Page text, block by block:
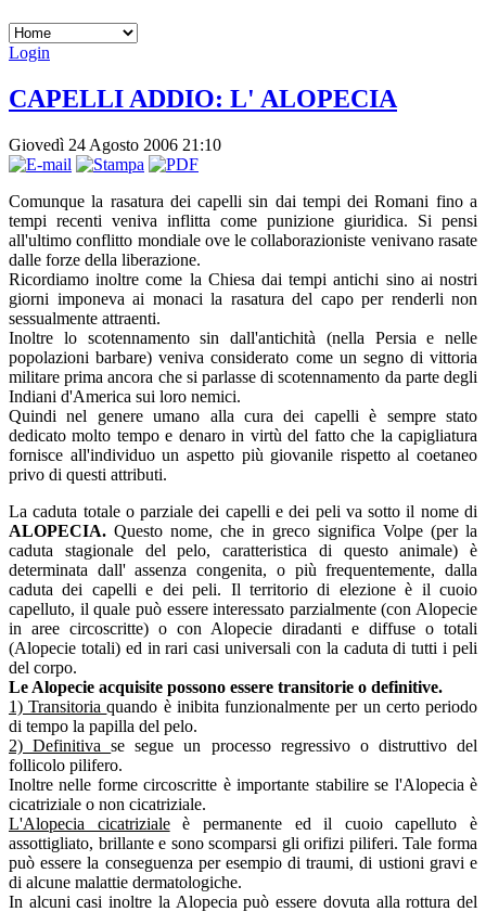
Login
CAPELLI ADDIO: L' ALOPECIA
Giovedì 24 Agosto 2006 21:10
Comunque la rasatura dei capelli sin dai tempi dei Romani fino a
tempi recenti veniva inflitta come punizione giuridica. Si pensi
all'ultimo conflitto mondiale ove le collaborazioniste venivano rasate
dalle forze della liberazione.
Ricordiamo inoltre come la Chiesa dai tempi antichi sino ai nostri
giorni imponeva ai monaci la rasatura del capo per renderli non
sessualmente attraenti.
Inoltre lo scotennamento sin dall'antichità (nella Persia e nelle
popolazioni barbare) veniva considerato come un segno di vittoria
militare prima ancora che si parlasse di scotennamento da parte degli
Indiani d'America sui loro nemici.
Quindi nel genere umano alla cura dei capelli è sempre stato
dedicato molto tempo e denaro in virtù del fatto che la capigliatura
fornisce all'individuo un aspetto più giovanile rispetto al coetaneo
privo di questi attributi.
La caduta totale o parziale dei capelli e dei peli va sotto il nome di
ALOPECIA. Questo nome, che in greco significa Volpe (per la
caduta stagionale del pelo, caratteristica di questo animale) è
determinata dall' assenza congenita, o più frequentemente, dalla
caduta dei capelli e dei peli. Il territorio di elezione è il cuoio
capelluto, il quale può essere interessato parzialmente (con Alopecie
in aree circoscritte) o con Alopecie diradanti e diffuse o totali
(Alopecie totali) ed in rari casi universali con la caduta di tutti i peli
del corpo.
Le Alopecie acquisite possono essere transitorie o definitive.
1) Transitoriaquando è inibita funzionalmente per un certo periodo
di tempo la papilla del pelo.
2) Definitivase segue un processo regressivo o distruttivo del
follicolo pilifero.
Inoltre nelle forme circoscritte è importante stabilire se l'Alopecia è
cicatriziale o non cicatriziale.
L'Alopecia cicatrizialeè permanente ed il cuoio capelluto è
assottigliato, brillante e sono scomparsi gli orifizi piliferi. Tale forma
può essere la conseguenza per esempio di traumi, di ustioni gravi e
di alcune malattie dermatologiche.
In alcuni casi inoltre la Alopecia può essere dovuta alla rottura del